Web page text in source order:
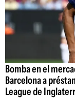
Bomba en el
Barcelona a
League de